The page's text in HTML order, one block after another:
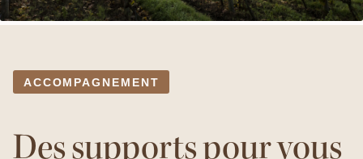
ACCOMPAGNEMENT
Des supports pour vous